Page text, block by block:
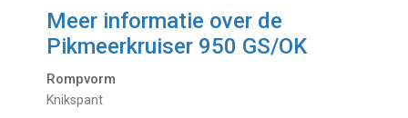
Meer informatie over de
Pikmeerkruiser 950 GS/OK
Rompvorm
Knikspant